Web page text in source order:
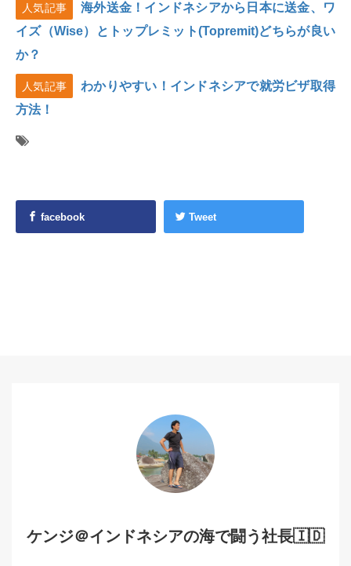
人気記事
海外送金！インドネシアから日本に送金、ワ
イズ（Wise）とトップレミット(Topremit)どちらが良い
か？
人気記事
わかりやすい！インドネシアで就労ビザ取得
方法！
facebook Tweet
ケンジ＠インドネシアの海で闘う社長🇮🇩